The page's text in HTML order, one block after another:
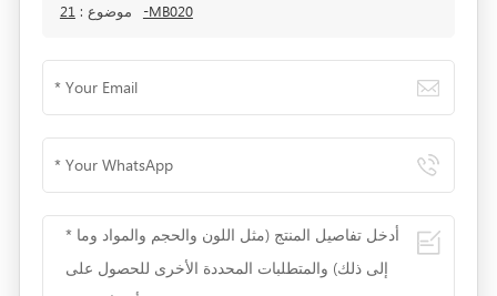
موضوع : 21-MB020